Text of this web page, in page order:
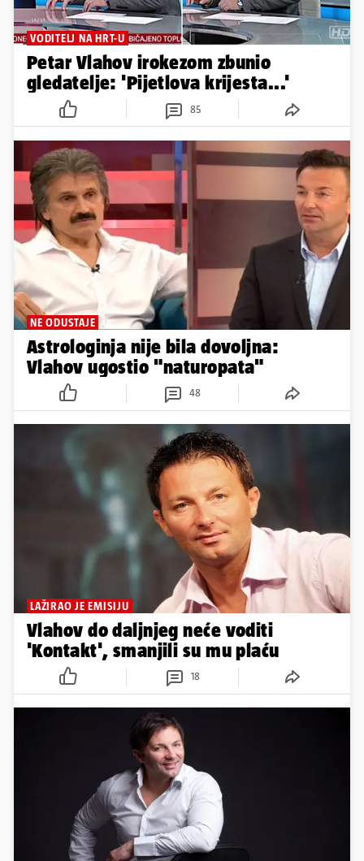
VODITELJ NA HRT-U
Petar Vlahov irokezom zbunio
gledatelje: 'Pijetlova krijesta...'
85
NE ODUSTAJE
Astrologinja nije bila dovoljna:
Vlahov ugostio "naturopata"
48
LAŽIRAO JE EMISIJU
Vlahov do daljnjeg neće voditi
'Kontakt', smanjili su mu plaću
18